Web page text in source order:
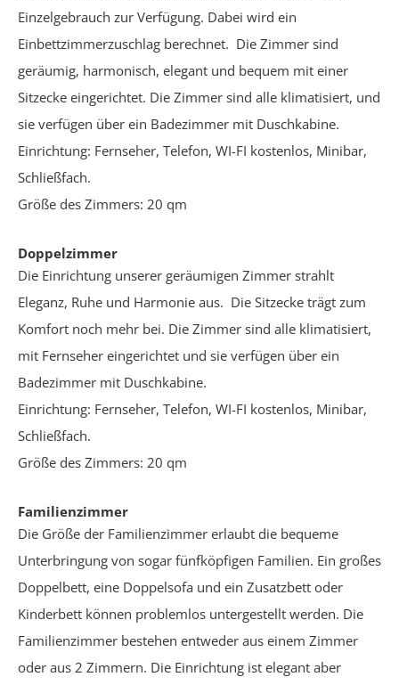
Einzelgebrauch zur Verfügung. Dabei wird ein
Einbettzimmerzuschlag berechnet. Die Zimmer sind
geräumig, harmonisch, elegant und bequem mit einer
Sitzecke eingerichtet. Die Zimmer sind alle klimatisiert, und
sie verfügen über ein Badezimmer mit Duschkabine.
Einrichtung: Fernseher, Telefon, WI-FI kostenlos, Minibar,
Schließfach.
Größe des Zimmers: 20 qm
Doppelzimmer
Die Einrichtung unserer geräumigen Zimmer strahlt
Eleganz, Ruhe und Harmonie aus. Die Sitzecke trägt zum
Komfort noch mehr bei. Die Zimmer sind alle klimatisiert,
mit Fernseher eingerichtet und sie verfügen über ein
Badezimmer mit Duschkabine.
Einrichtung: Fernseher, Telefon, WI-FI kostenlos, Minibar,
Schließfach.
Größe des Zimmers: 20 qm
Familienzimmer
Die Größe der Familienzimmer erlaubt die bequeme
Unterbringung von sogar fünfköpfigen Familien. Ein großes
Doppelbett, eine Doppelsofa und ein Zusatzbett oder
Kinderbett können problemlos untergestellt werden. Die
Familienzimmer bestehen entweder aus einem Zimmer
oder aus 2 Zimmern. Die Einrichtung ist elegant aber